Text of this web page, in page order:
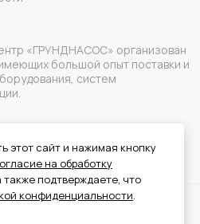
«ГРУНДНАСОС» организован
большой опыт поставки и
систем
этот сайт и нажимая кнопку
на обработку
подтверждаете, что
конфиденциальности.